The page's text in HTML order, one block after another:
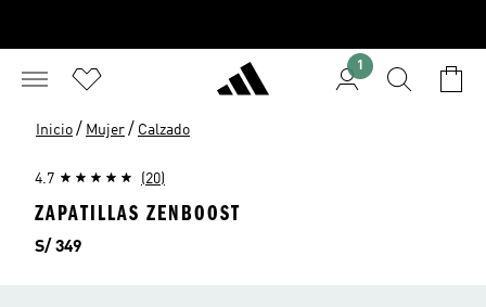
1
Inicio / Mujer / Calzado
4.7 (20)
ZAPATILLAS ZENBOOST
Precio
S/ 349